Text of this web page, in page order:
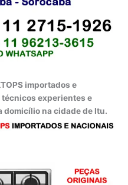
importados e
técnicos experientes e
na cidade de Itu.